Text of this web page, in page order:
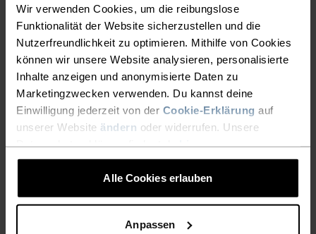
Wir verwenden Cookies, um die reibungslose
Funktionalität der Website sicherzustellen und die
Nutzerfreundlichkeit zu optimieren. Mithilfe von Cookies
können wir unsere Website analysieren, personalisierte
Inhalte anzeigen und anonymisierte Daten zu
Marketingzwecken verwenden. Du kannst deine
Einwilligung jederzeit von der Cookie-Erklärung auf
unserer Website ändern oder widerrufen. Unsere
Alle Cookies erlauben
Anpassen
ULTIMATIVER KOMFORT,
GRENZENLOSE
FUNKTIONALITÄT.
denn du bestimmst, wie dein Tag aussieht.